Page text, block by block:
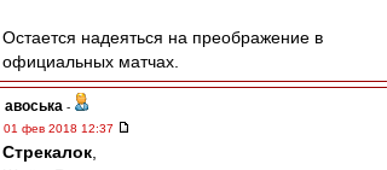
Остается надеяться на преображение в
официальных матчах.
авоська -
01 фев 2018 12:37
Стрекалок